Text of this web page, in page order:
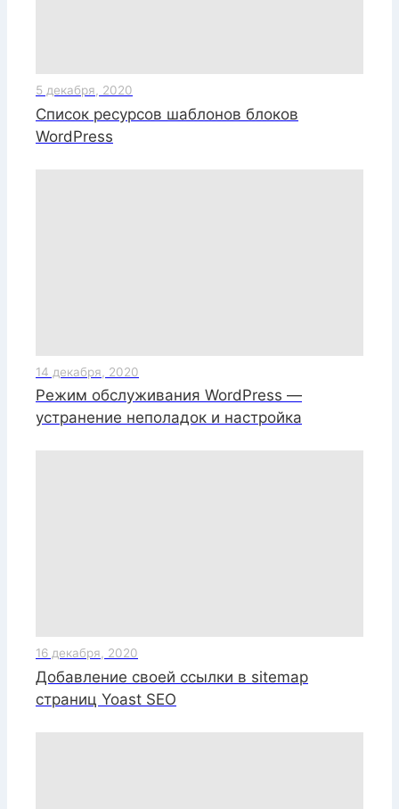
5 декабря, 2020
Список ресурсов шаблонов блоков
WordPress
14 декабря, 2020
Режим обслуживания WordPress —
устранение неполадок и настройка
16 декабря, 2020
Добавление своей ссылки в sitemap
страниц Yoast SEO